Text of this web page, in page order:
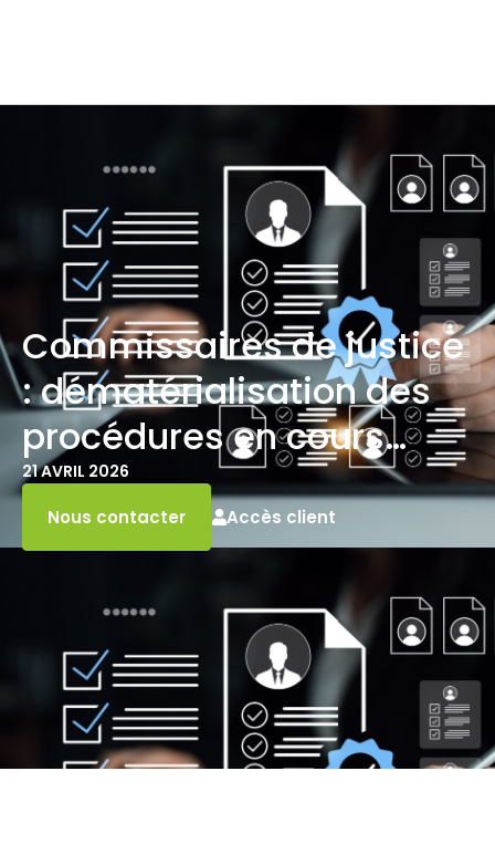
Commissaires de justice
: dématérialisation des
procédures en cours…
21 AVRIL 2026
Nous contacter Accès client